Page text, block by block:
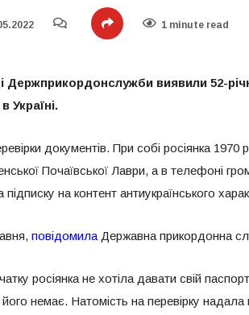
1 minute read
Держприкордонслужби виявили 52-
Україні.
документів. При собі росіянка
Почаївської Лаври, а в телефоні
на контент антиукраїнського
повідомила Державна прикордонна
росіянка не хотіла давати свій
немає. Натомість на перевірку надала